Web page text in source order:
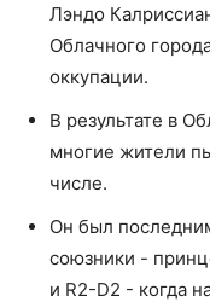
Лэндо
Облачного
оккупации.
В результате в
многие жители
числе.
Он был
союзники -
и R2-D2 - когда